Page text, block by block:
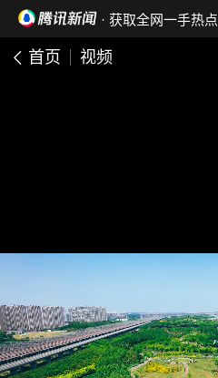
· 获取全网一手热点
首页 视频